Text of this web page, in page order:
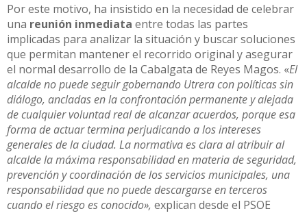
Por este motivo, ha insistido en la necesidad de celebrar
una reunión inmediata entre todas las partes
implicadas para analizar la situación y buscar soluciones
que permitan mantener el recorrido original y asegurar
el normal desarrollo de la Cabalgata de Reyes Magos. «El
alcalde no puede seguir gobernando Utrera con políticas sin
diálogo, ancladas en la confrontación permanente y alejada
de cualquier voluntad real de alcanzar acuerdos, porque esa
forma de actuar termina perjudicando a los intereses
generales de la ciudad. La normativa es clara al atribuir al
alcalde la máxima responsabilidad en materia de seguridad,
prevención y coordinación de los servicios municipales, una
responsabilidad que no puede descargarse en terceros
cuando el riesgo es conocido», explican desde el PSOE